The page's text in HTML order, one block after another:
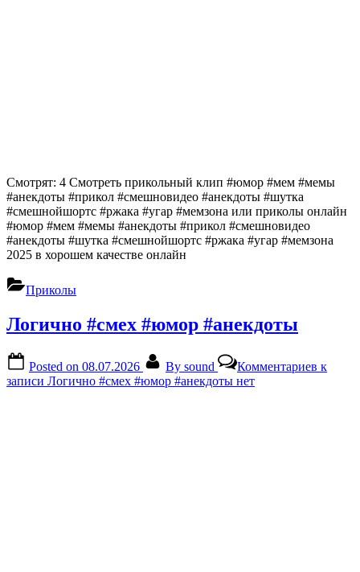
Смотрят: 4 Смотреть прикольный клип #юмор #мем #мемы
#анекдоты #прикол #смешновидео #анекдоты #шутка
#смешнойшортс #ржака #угар #мемзона или приколы онлайн
#юмор #мем #мемы #анекдоты #прикол #смешновидео
#анекдоты #шутка #смешнойшортс #ржака #угар #мемзона
2025 в хорошем качестве онлайн
Приколы
Логично #смех #юмор #анекдоты
Posted on 08.07.2026 By sound Комментариев к
записи Логично #смех #юмор #анекдоты нет